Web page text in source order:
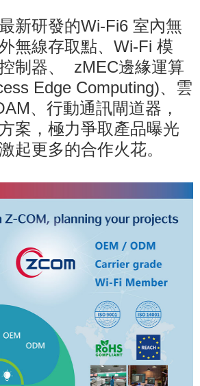
新研發的Wi-Fi6 室內無
無線存取點、Wi-Fi 模
制器、 zMEC邊緣運算
Edge Computing)、雲
、行動通訊閘道器，
案，極力爭取產品曝光
起更多的合作火花。